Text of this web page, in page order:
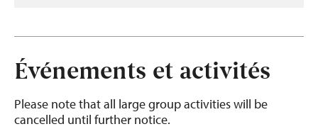
Événements et activités
Please note that all large group activities will be
cancelled until further notice.